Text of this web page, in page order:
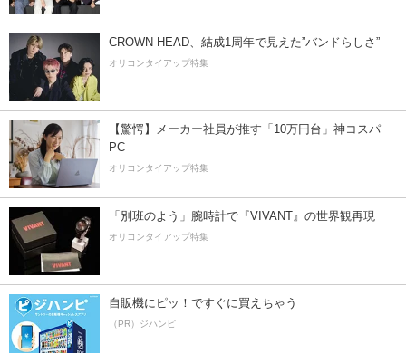
CROWN HEAD、結成1周年で見えた”バンドらしさ”
オリコンタイアップ特集
【驚愕】メーカー社員が推す「10万円台」神コスパ
PC
オリコンタイアップ特集
「別班のよう」腕時計で『VIVANT』の世界観再現
オリコンタイアップ特集
自販機にピッ！ですぐに買えちゃう
（PR）ジハンピ